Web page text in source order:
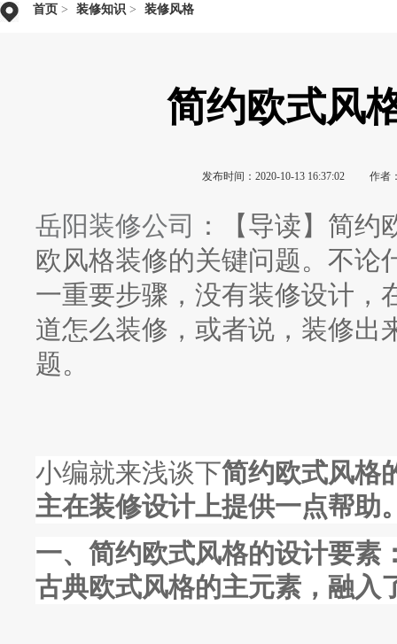
首页 > 装修知识 > 装修风格
简约欧式风
发布时间：2020-10-13 16:37:02 作者
岳阳装修公司 ：【导读】简
欧风格装修的关键问题。不论
一重要步骤，没有装修设计，
道怎么装修，或者说，装修出
题。
小编就来浅谈下简约欧式风格
主在装修设计上提供一点帮助
一、简约欧式风格的设计要素
古典欧式风格的主元素，融入